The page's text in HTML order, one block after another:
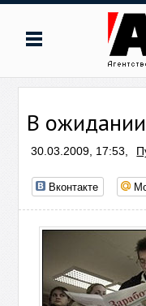
В
30.03.2009, 17:53,
Вконтакте